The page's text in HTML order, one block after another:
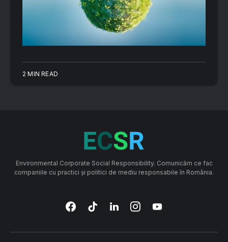
2 MIN READ
Environmental Corporate Social Responsibility. Comunicăm ce fac
companiile cu practici și politici de mediu responsabile în România.